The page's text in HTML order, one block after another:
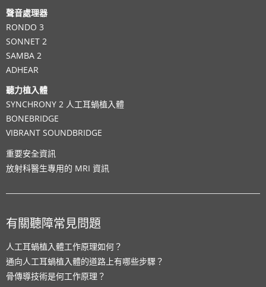
聲音處理器
RONDO 3
SONNET 2
SAMBA 2
ADHEAR
聽力植入體
SYNCHRONY 2 人工耳蝸植入體
BONEBRIDGE
VIBRANT SOUNDBRIDGE
重要安全資訊
放射科醫生專用的 MRI 資訊
有關聽障常見問題
人工耳蝸植入體工作原理如何？
通向人工耳蝸植入體的道路上有哪些步驟？
骨傳導技術是何工作原理？